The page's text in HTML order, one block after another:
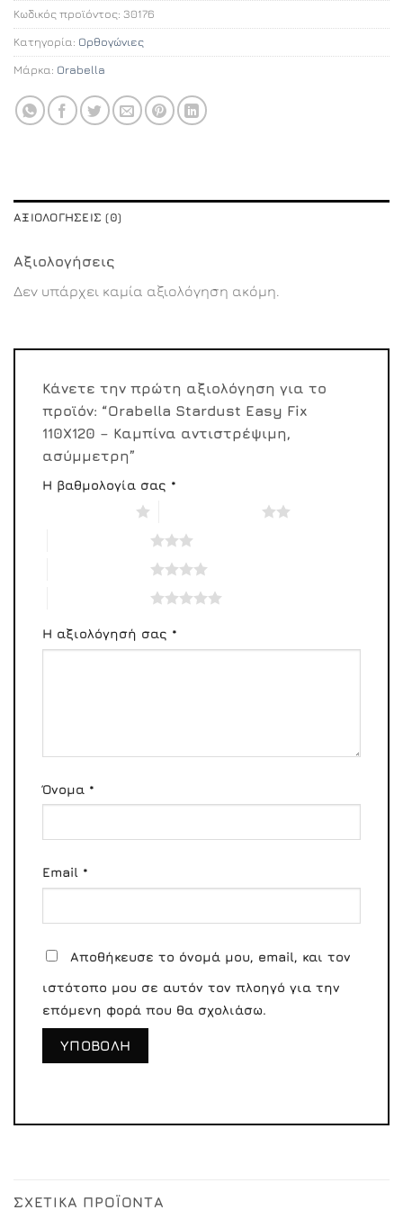
Κωδικός προϊόντος: 30176
Κατηγορία: Ορθογώνιες
Μάρκα: Orabella
ΑΞΙΟΛΟΓΉΣΕΙΣ (0)
Αξιολογήσεις
Δεν υπάρχει καμία αξιολόγηση ακόμη.
Κάνετε την πρώτη αξιολόγηση για το
προϊόν: “Orabella Stardust Easy Fix
110X120 – Καμπίνα αντιστρέψιμη,
ασύμμετρη”
Η βαθμολογία σας *
Η αξιολόγησή σας *
Όνομα *
Email *
Αποθήκευσε το όνομά μου, email, και τον
ιστότοπο μου σε αυτόν τον πλοηγό για την
επόμενη φορά που θα σχολιάσω.
ΣΧΕΤΙΚΆ ΠΡΟΪΌΝΤΑ